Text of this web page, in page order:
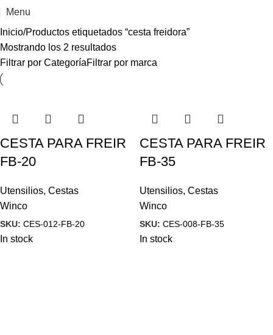
Menu
Inicio Productos etiquetados “cesta freidora”
Mostrando los 2 resultados
Filtrar por CategoríaFiltrar por marca
CESTA PARA FREIR
FB-20
Utensilios, Cestas
Winco
SKU: CES-012-FB-20
In stock
CESTA PARA FREIR
FB-35
Utensilios, Cestas
Winco
SKU: CES-008-FB-35
In stock